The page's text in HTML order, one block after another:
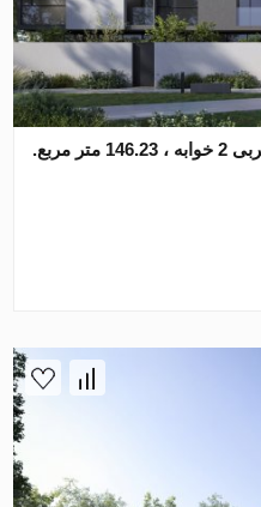
ویلا در Sharjah ، امارات متحده عربی 2 خوابه ، 146.23 متر مربع.